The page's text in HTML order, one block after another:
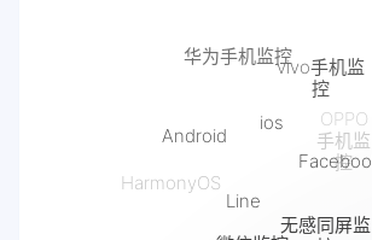
vivo手机监
控
OPPO
手机监
控
HarmonyOS
Facebook
无感同屏监
微信监控